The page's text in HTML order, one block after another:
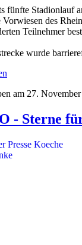
fünfte Stadionlauf
Vorwiesen des
Teilnehmer
wurde
am 27.
- Sterne